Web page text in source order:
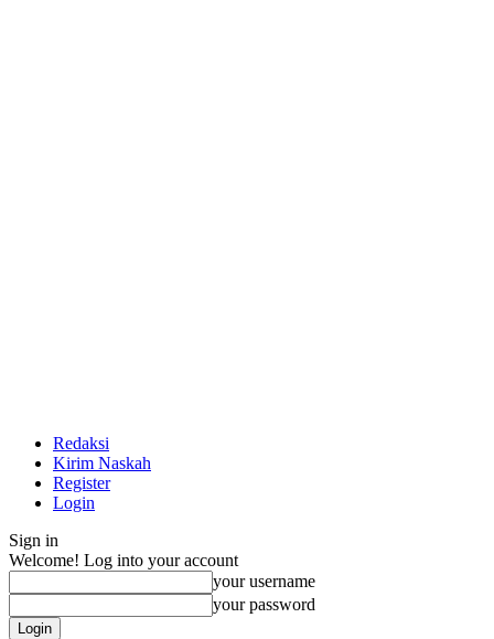
Redaksi
Kirim Naskah
Register
Login
Sign in
Welcome! Log into your account
your username
your password